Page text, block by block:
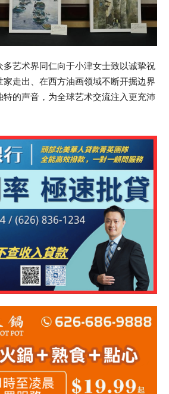
艺术界同仁向于小津女士致以诚挚祝
走出、在西方油画领域不断开掘边界
特的声音，为全球艺术交流注入更充沛